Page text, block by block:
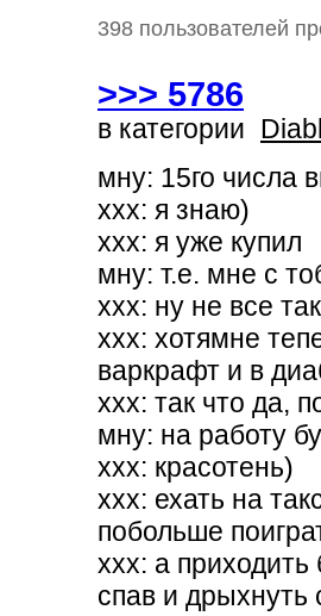
398 пользователей
>>> 5786
в категории
мну: 15го числа
ххх: я знаю)
ххх: я уже купил
мну: т.е. мне с
ххх: ну не все
ххх: хотямне
варкрафт и в
ххх: так что да,
мну: на работу
ххх: красотень)
ххх: ехать на
побольше
ххх: а
спав и